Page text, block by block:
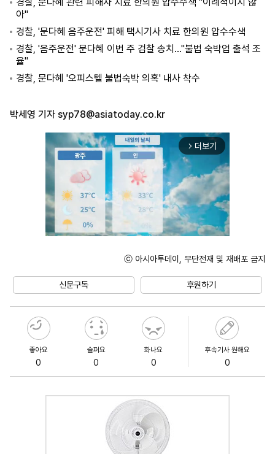
아"
경찰, '문다혜 음주운전' 피해 택시기사 치료 한의원 압수수색
경찰, '음주운전' 문다혜 이번 주 검찰 송치…"불법 숙박업 출석 조
율"
경찰, 문다혜 '오피스텔 불법숙박 의혹' 내사 착수
박세영 기자 syp78@asiatoday.co.kr
arrow_forward_ios 더보기
ⓒ 아시아투데이, 무단전재 및 재배포 금지
신문구독 후원하기
좋아요
0
슬퍼요
0
화나요
0
후속기사 원해요
0